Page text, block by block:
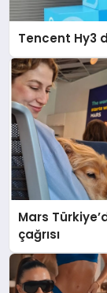
Tencent Hy3
Mars
çağrısı